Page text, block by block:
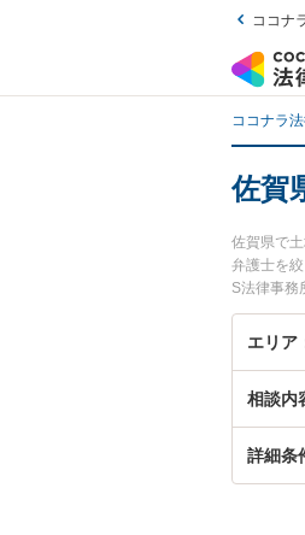
ココナ
ココナラ
佐賀
佐賀県で
弁護士を
S法律事務
目されて
検索した
エリア
相談内
詳細条